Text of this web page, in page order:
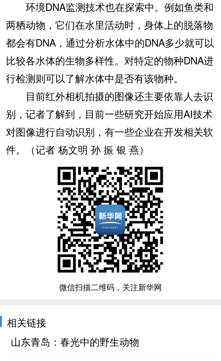
环境DNA监测技术也在探索中。例如鱼类和
两栖动物，它们在水里活动时，身体上的脱落物
都会有DNA，通过分析水体中的DNA多少就可以
比较各水体的生物多样性。对特定的物种DNA进
行检测则可以了解水体中是否有该物种。
目前红外相机拍摄的图像还主要依靠人去识
别，记者了解到，目前一些研究开始应用AI技术
对图像进行自动识别，有一些企业在开发相关软
件。（记者 杨文明 孙 振 银 燕）
微信扫描二维码，关注新华网
相关链接
山东青岛：春光中的野生动物